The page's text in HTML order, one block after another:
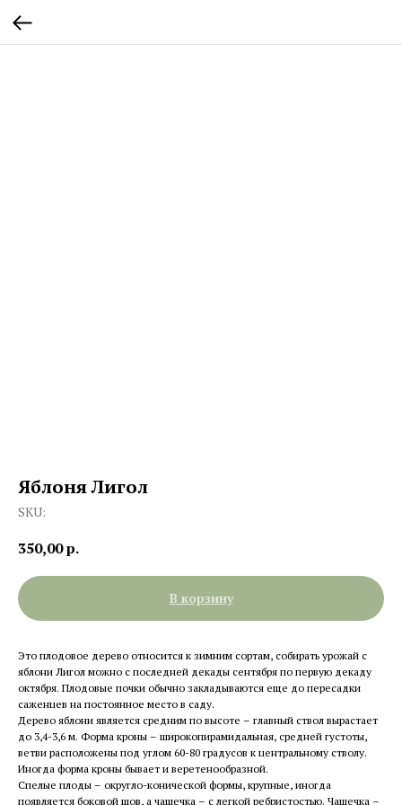
Яблоня Лигол
SKU:
350,00р.
В корзину
Это плодовое дерево относится к зимним сортам, собирать урожай с
яблони Лигол можно с последней декады сентября по первую декаду
октября. Плодовые почки обычно закладываются еще до пересадки
саженцев на постоянное место в саду.
Дерево яблони является средним по высоте – главный ствол вырастает
до 3,4-3,6 м. Форма кроны – широкопирамидальная, средней густоты,
ветви расположены под углом 60-80 градусов к центральному стволу.
Иногда форма кроны бывает и веретенообразной.
Спелые плоды – округло-конической формы, крупные, иногда
появляется боковой шов, а чашечка – с легкой ребристостью. Чашечка –